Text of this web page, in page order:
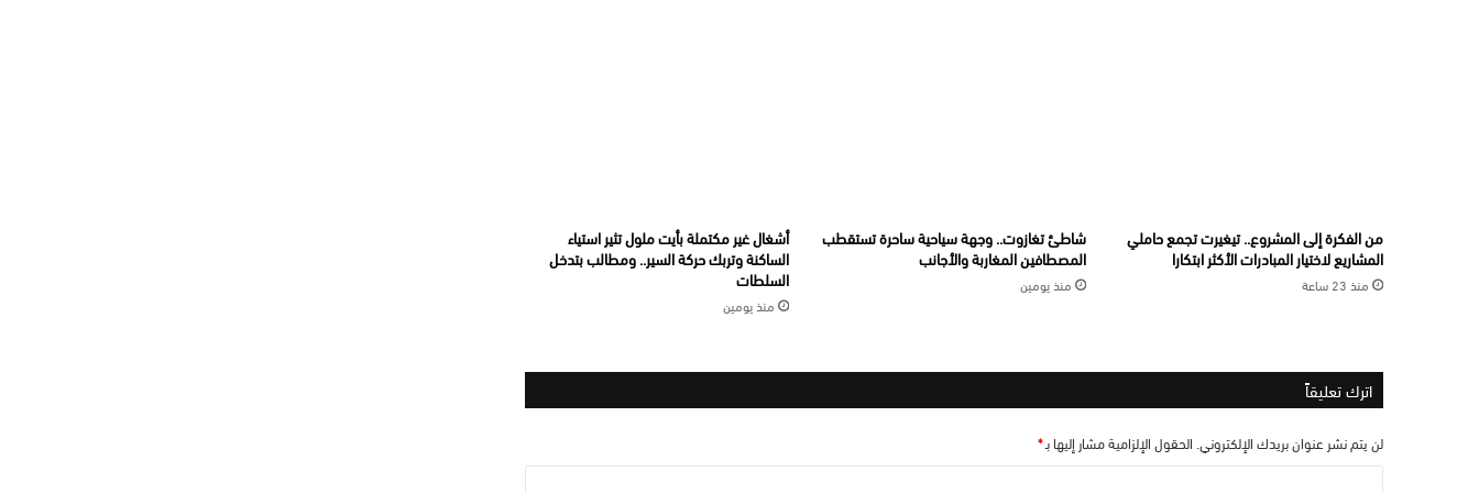
من الفكرة إلى المشروع.. تيغيرت تجمع حاملي
المشاريع لاختيار المبادرات الأكثر ابتكارا
منذ 23 ساعة
شاطئ تغازوت.. وجهة سياحية ساحرة تستقطب
المصطافين المغاربة والأجانب
منذ يومين
أشغال غير مكتملة بأيت ملول تثير استياء
الساكنة وتربك حركة السير.. ومطالب بتدخل
السلطات
منذ يومين
اترك تعليقاً
لن يتم نشر عنوان بريدك الإلكتروني. الحقول الإلزامية مشار إليها بـ*